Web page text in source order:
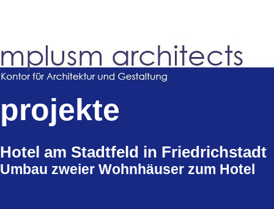
projekte
Hotel am Stadtfeld in Friedrichstadt
Umbau zweier Wohnhäuser zum Hotel